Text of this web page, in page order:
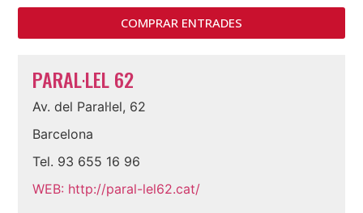
COMPRAR ENTRADES
PARAL·LEL 62
Av. del Paraŀlel, 62
Barcelona
Tel. 93 655 16 96
WEB: http://paral-lel62.cat/